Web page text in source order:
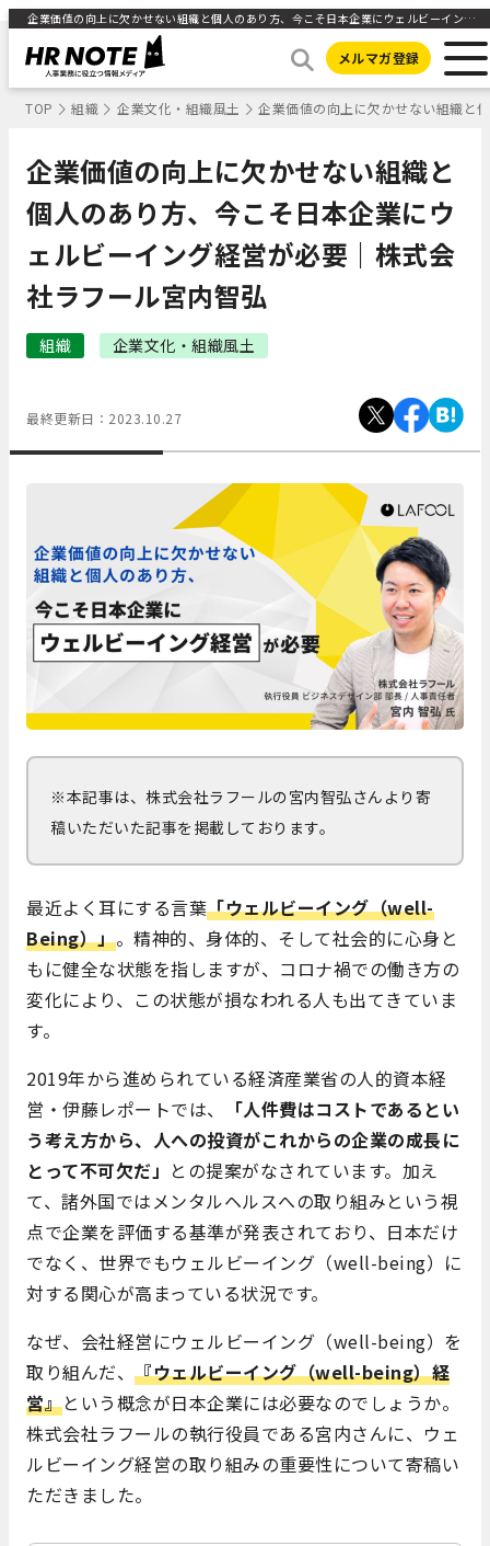
企業価値の向上に欠かせない組織と個人のあり方、今こそ日本企業にウェルビーイング経営が必要｜株式会社ラフール宮内智弘 ｜HR NOTE
メルマガ登録
TOP 組織 企業文化・組織風土 企業価値の向上に欠かせない組織と
企業価値の向上に欠かせない組織と
個人のあり方、今こそ日本企業にウ
ェルビーイング経営が必要｜株式会
社ラフール宮内智弘
組織 企業文化・組織風土
最終更新日： 2023.10.27
※本記事は、株式会社ラフールの宮内智弘さんより寄
稿いただいた記事を掲載しております。
最近よく耳にする言葉「ウェルビーイング（well-
Being）」。精神的、身体的、そして社会的に心身と
もに健全な状態を指しますが、コロナ禍での働き方の
変化により、この状態が損なわれる人も出てきていま
す。
2019年から進められている経済産業省の人的資本経
営・伊藤レポートでは、
「人件費はコストであるとい
う考え方から、人への投資がこれからの企業の成長に
とって不可欠だ」 との提案がなされています。加え
て、諸外国ではメンタルヘルスへの取り組みという視
点で企業を評価する基準が発表されており、日本だけ
でなく、世界でもウェルビーイング（well-being）に
対する関心が高まっている状況です。
なぜ、会社経営にウェルビーイング（well-being）を
取り組んだ、 『ウェルビーイング（well-being）経
営』という概念が日本企業には必要なのでしょうか。
株式会社ラフールの執行役員である宮内さんに、ウェ
ルビーイング経営の取り組みの重要性について寄稿い
ただきました。